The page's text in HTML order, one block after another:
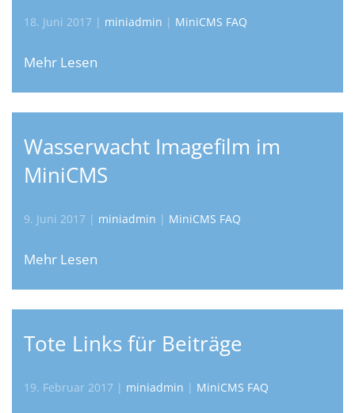
18. Juni 2017 | miniadmin | MiniCMS FAQ
Mehr Lesen
Wasserwacht Imagefilm im
MiniCMS
9. Juni 2017 | miniadmin | MiniCMS FAQ
Mehr Lesen
Tote Links für Beiträge
19. Februar 2017 | miniadmin | MiniCMS FAQ